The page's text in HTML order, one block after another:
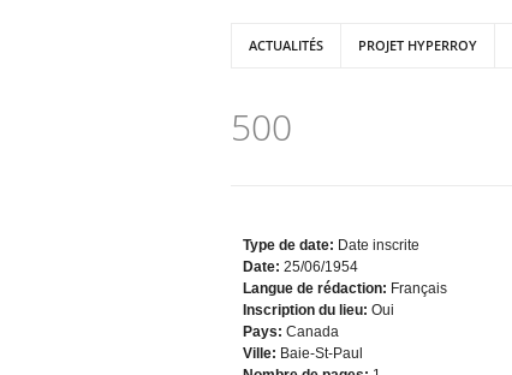
ACTUALITÉS PROJET HYPERROY
500
Type de date: Date inscrite
Date: 25/06/1954
Langue de rédaction: Français
Inscription du lieu: Oui
Pays: Canada
Ville: Baie-St-Paul